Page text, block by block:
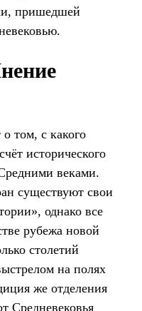
пришедшей
том, с какого
исторического
веками.
существуют свои
однако все
рубежа новой
столетий
на полях
же отделения
Средневековья